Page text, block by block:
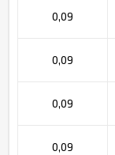
0,09
0,09
0,09
0,09